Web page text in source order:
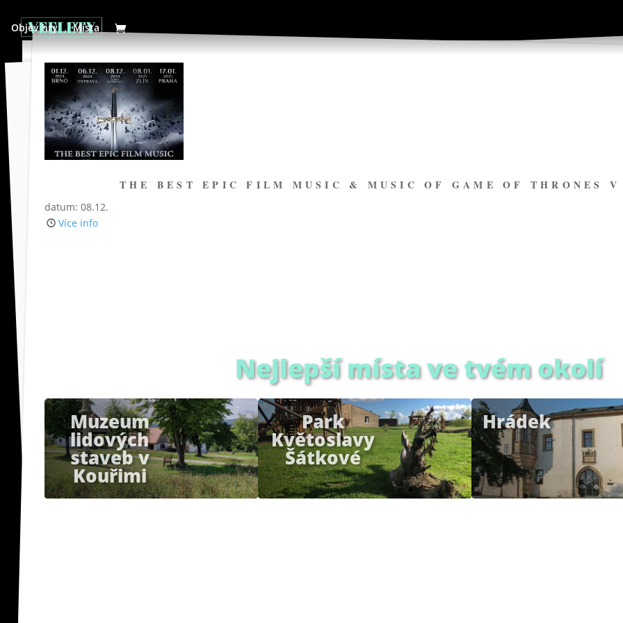
Objev hry Místa
THE BEST EPIC FILM MUSIC & MUSIC OF GAME OF THRONES V
datum: 08.12.
Více info
Nejlepší místa ve tvém okolí
Muzeum
lidových
staveb v
Kouřimi
Park
Květoslavy
Šátkové
Hrádek